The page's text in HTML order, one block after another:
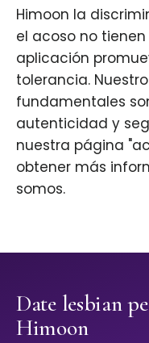
Himoon la
el acoso no
aplicación
tolerancia.
fundamentales
autenticidad y
nuestra página
obtener más
somos.
Date lesbian
Himoon